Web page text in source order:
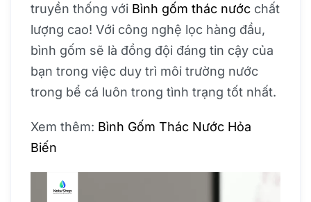
truyền thống với Bình gốm thác nước chất
lượng cao! Với công nghệ lọc hàng đầu,
bình gốm sẽ là đồng đội đáng tin cậy của
bạn trong việc duy trì môi trường nước
trong bể cá luôn trong tình trạng tốt nhất.
Xem thêm: Bình Gốm Thác Nước Hỏa
Biến